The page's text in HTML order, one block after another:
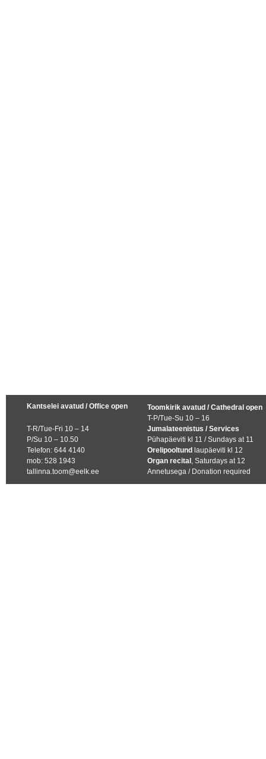
Kantselei avatud / Office open
T-R/Tue-Fri 10 – 14
P/Su 10 – 10.50
Telefon: 644 4140
mob: 528 1943
tallinna.toom@eelk.ee
Toomkirik avatud / Cathedral open
T-P/Tue-Su 10 – 16
Jumalateenistus / Services
Pühapäeviti kl 11 / Sundays at 11
Orelipooltund laupäeviti kl 12
Organ recital , Saturdays at 12
Annetusega / Donation required